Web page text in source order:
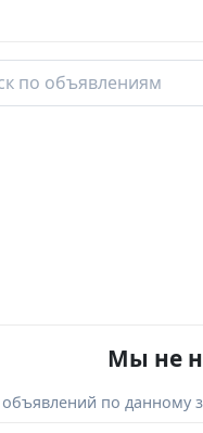
Мы не
по данному